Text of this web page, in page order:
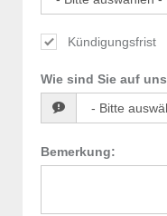
Kündigungsfrist
Wie sind Sie auf
Bemerkung: